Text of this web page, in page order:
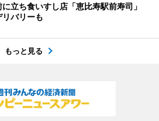
に立ち食いすし店「恵比寿駅前寿司」
バリーも
もっと見る